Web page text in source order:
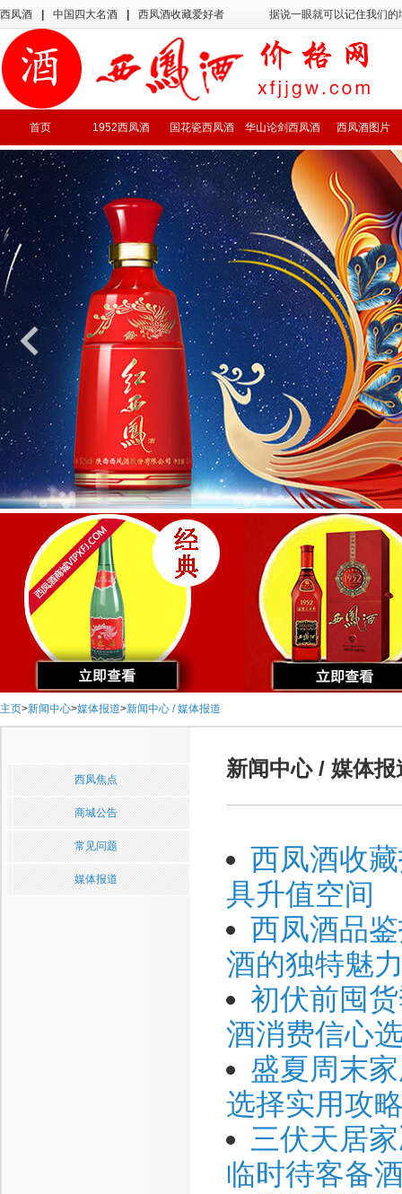
西凤酒 中国四大名酒 西凤酒收藏爱好者 据说一眼就可以记住我们
首页 1952西凤酒 国花瓷西凤酒 华山论剑西凤酒 西凤酒图片
主页>新闻中心>媒体报道>新闻中心 / 媒体报道
西凤焦点
商城公告
常见问题
媒体报道
新闻中心 / 媒体报
西凤酒收
具升值空间
西凤酒品
酒的独特魅
初伏前囤
酒消费信心
盛夏周末
选择实用攻
三伏天居
临时待客备